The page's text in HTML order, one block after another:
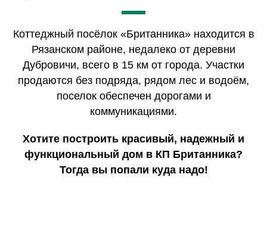
Коттеджный посёлок «Британника» находится в
Рязанском районе, недалеко от деревни
Дубровичи, всего в 15 км от города. Участки
продаются без подряда, рядом лес и водоём,
поселок обеспечен дорогами и
коммуникациями.
Хотите построить красивый, надежный и
функциональный дом в КП Британника?
Тогда вы попали куда надо!